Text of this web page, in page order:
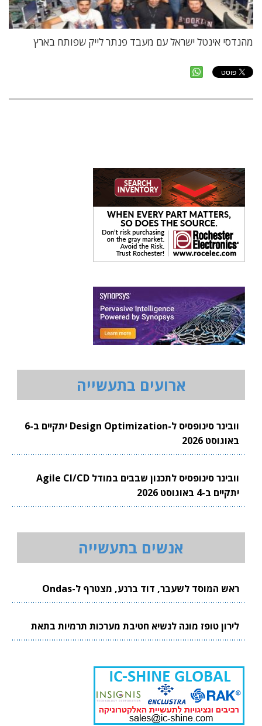
מהנדסי אינטל ישראל עם מעבד פנתר לייק שפותח בארץ
ארועים בתעשייה
וובינר סינופסיס ל-Design Optimization יתקיים ב-6
באוגוסט 2026
וובינר סינופסיס לתכנון שבבים במודל Agile CI/CD
יתקיים ב-4 באוגוסט 2026
אנשים בתעשייה
ראש המוסד לשעבר, דוד ברנע, מצטרף ל-Ondas
לירון טופז מונה לנשיא חטיבת מערכות תרמיות בתאת